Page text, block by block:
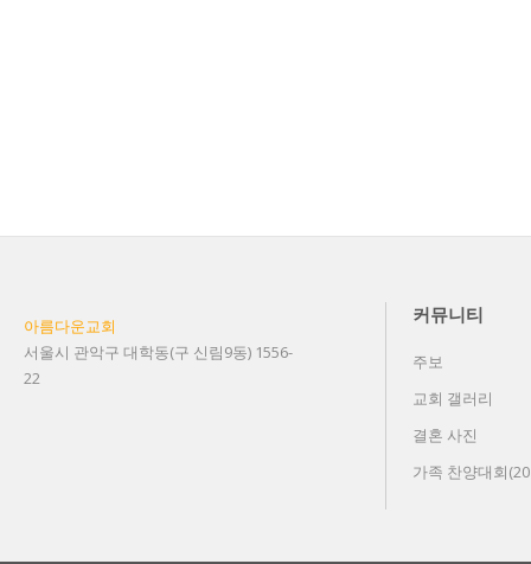
아름다운교회
서울시 관악구 대학동(구 신림9동) 1556-
22
커뮤니티
주보
교회 갤러리
결혼 사진
가족 찬양대회